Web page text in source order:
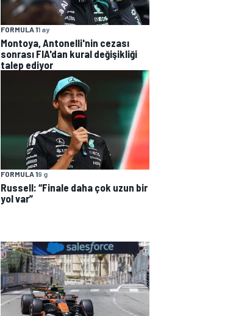
FORMULA 11 ay
Montoya, Antonelli'nin cezası
sonrası FIA'dan kural değişikliği
talep ediyor
FORMULA 19 g
Russell: “Finale daha çok uzun bir
yol var”